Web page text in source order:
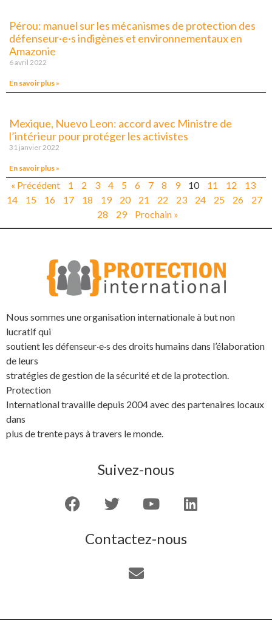
Pérou: manuel sur les mécanismes de protection des
défenseur·e·s indigènes et environnementaux en
Amazonie
6 avril 2022
En savoir plus »
Mexique, Nuevo Leon: accord avec Ministre de
l’intérieur pour protéger les activistes
31 janvier 2022
En savoir plus »
« Précédent 1 2 3 4 5 6 7 8 9 10 11 12
13
14
15 16 17 18 19 20 21 22 23 24 25 26
27
28
29 Prochain »
Nous sommes une organisation internationale à but non
lucratif qui
soutient les défenseur·e·s des droits humains dans l’élaboration
de leurs
stratégies de gestion de la sécurité et de la protection.
Protection
International travaille depuis 2004 avec des partenaires locaux
dans
plus de trente pays à travers le monde.
Suivez-nous
Contactez-nous